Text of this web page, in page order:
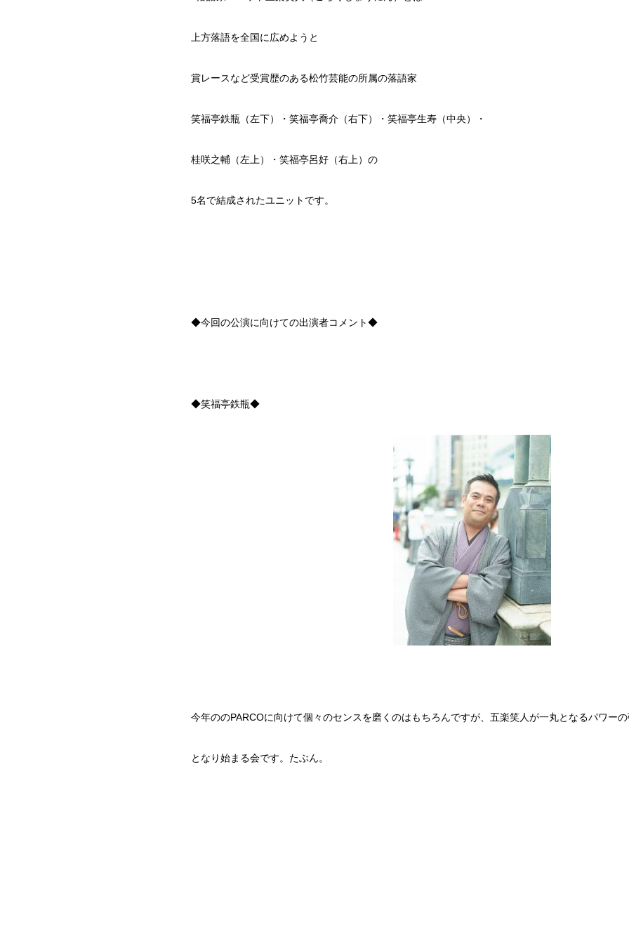
上方落語を全国に広めようと
賞レースなど受賞歴のある松竹芸能の所属の落語家
笑福亭鉄瓶（左下）・笑福亭喬介（右下）・笑福亭生寿（中央）・
桂咲之輔（左上）・笑福亭呂好（右上）の
5名で結成されたユニットです。
◆今回の公演に向けての出演者コメント◆
◆笑福亭鉄瓶◆
今年ののPARCOに向けて個々のセンスを磨くのはもちろんですが、五楽笑人が一丸となるパワー
となり始まる会です。たぶん。